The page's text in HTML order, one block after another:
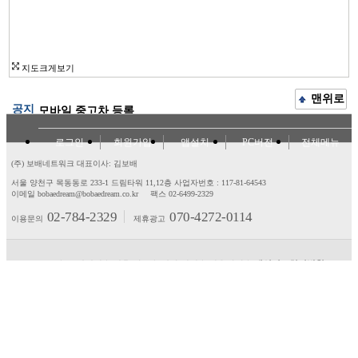
지도크게보기
공지 모바일 중고차 등록
맨위로
로그인 회원가입 앱설치 PC버전 전체메뉴
(주) 보배네트워크 대표이사: 김보배
서울 양천구 목동동로 233-1 드림타워 11,12층 사업자번호 : 117-81-64543
이메일 bobaedream@bobaedream.co.kr
팩스 02-6499-2329
이용문의 02-784-2329 제휴광고 070-4272-0114